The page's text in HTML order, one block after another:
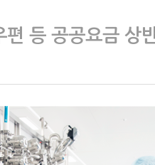
등 공공요금 상